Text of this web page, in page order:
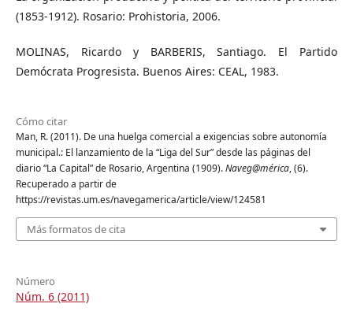
(1853-1912). Rosario: Prohistoria, 2006.
MOLINAS, Ricardo y BARBERIS, Santiago. El Partido
Demócrata Progresista. Buenos Aires: CEAL, 1983.
Cómo citar
Man, R. (2011). De una huelga comercial a exigencias sobre autonomía
municipal.: El lanzamiento de la “Liga del Sur” desde las páginas del
diario “La Capital” de Rosario, Argentina (1909).Naveg@mérica, (6).
Recuperado a partir de
https://revistas.um.es/navegamerica/article/view/124581
Más formatos de cita
Número
Núm. 6 (2011)